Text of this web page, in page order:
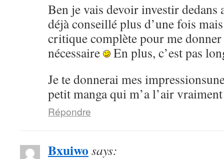
Ben je vais devoir investir dedans
déjà conseillé plus d’une fois
critique complète pour me
nécessaire
En plus, c’est pas
Je te donnerai mes
petit manga qui m’a l’air
Répondre
Bxuiwo says: